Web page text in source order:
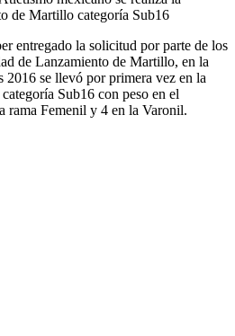
de Martillo categoría Sub16
entregado la solicitud por parte de los
de Lanzamiento de Martillo, en la
se llevó por primera vez en la
Sub16 con peso en el
rama Femenil y 4 en la Varonil.